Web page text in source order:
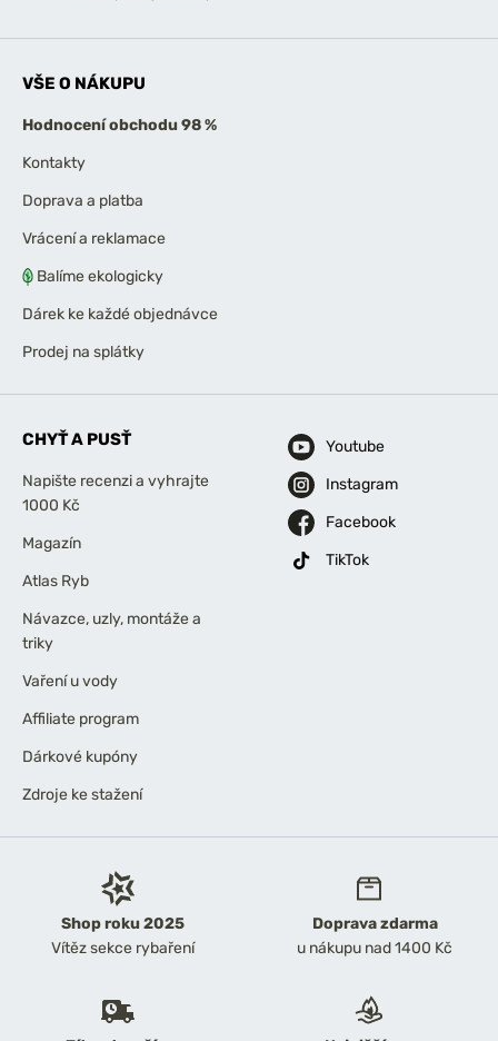
Shop roku 2025
Vítěz sekce rybaření
Doprava zdarma
u nákupu nad 1400 Kč
VŠE O NÁKUPU
Hodnocení obchodu 98 %
Kontakty
Doprava a platba
Vrácení a reklamace
Balíme ekologicky
Dárek ke každé objednávce
Prodej na splátky
CHYŤ A PUSŤ
Napište recenzi a vyhrajte
1000 Kč
Magazín
Atlas Ryb
Návazce, uzly, montáže a
triky
Vaření u vody
Affiliate program
Dárkové kupóny
Zdroje ke stažení
Youtube
Instagram
Facebook
TikTok